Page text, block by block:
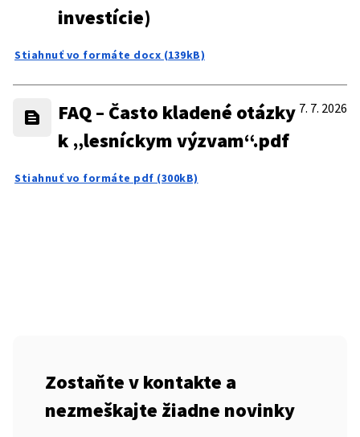
investície)
Stiahnuť vo formáte docx (139kB)
FAQ – Často kladené otázky
k „lesníckym výzvam“.pdf
7. 7. 2026
Stiahnuť vo formáte pdf (300kB)
Zostaňte v kontakte a
nezmeškajte žiadne novinky